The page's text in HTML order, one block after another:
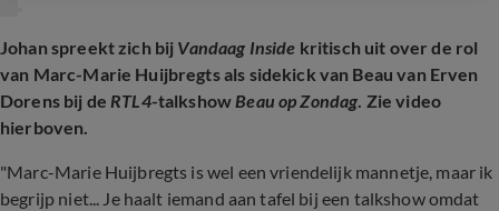
Johan spreekt zich bij Vandaag Inside kritisch uit over de rol
van Marc-Marie Huijbregts als sidekick van Beau van Erven
Dorens bij de RTL4-talkshowBeau op Zondag. Zie video
hierboven.
"Marc-Marie Huijbregts is wel een vriendelijk mannetje, maar ik
begrijp niet... Je haalt iemand aan tafel bij een talkshow omdat